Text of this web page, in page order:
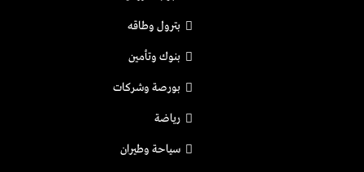
بترول وطاقه
بنوك وتأمين
بورصة وشركات
رياضة
سياحة وطيران